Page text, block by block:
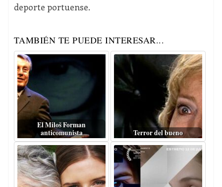
deporte portuense.
TAMBIÉN TE PUEDE INTERESAR...
El Miloš Forman
anticomunista
Terror del bueno